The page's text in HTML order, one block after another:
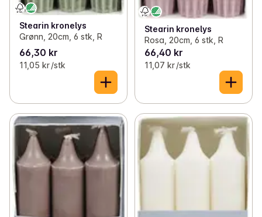
Stearin kronelys
Grønn, 20cm, 6 stk, R
66,30 kr
11,05 kr /stk
Stearin kronelys
Rosa, 20cm, 6 stk, R
66,40 kr
11,07 kr /stk